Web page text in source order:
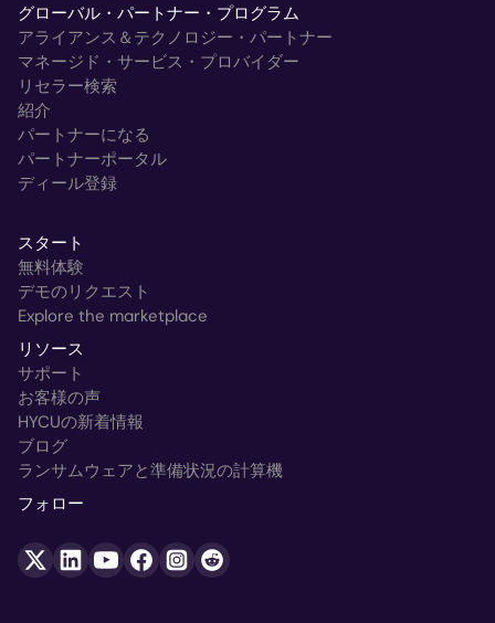
グローバル・パートナー・プログラム
アライアンス＆テクノロジー・パートナー
マネージド・サービス・プロバイダー
リセラー検索
紹介
パートナーになる
パートナーポータル
ディール登録
スタート
無料体験
デモのリクエスト
Explore the marketplace
リソース
サポート
お客様の声
HYCUの新着情報
ブログ
ランサムウェアと準備状況の計算機
フォロー